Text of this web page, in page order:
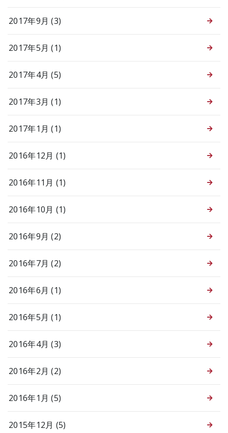
2017年9月 (3)
2017年5月 (1)
2017年4月 (5)
2017年3月 (1)
2017年1月 (1)
2016年12月 (1)
2016年11月 (1)
2016年10月 (1)
2016年9月 (2)
2016年7月 (2)
2016年6月 (1)
2016年5月 (1)
2016年4月 (3)
2016年2月 (2)
2016年1月 (5)
2015年12月 (5)